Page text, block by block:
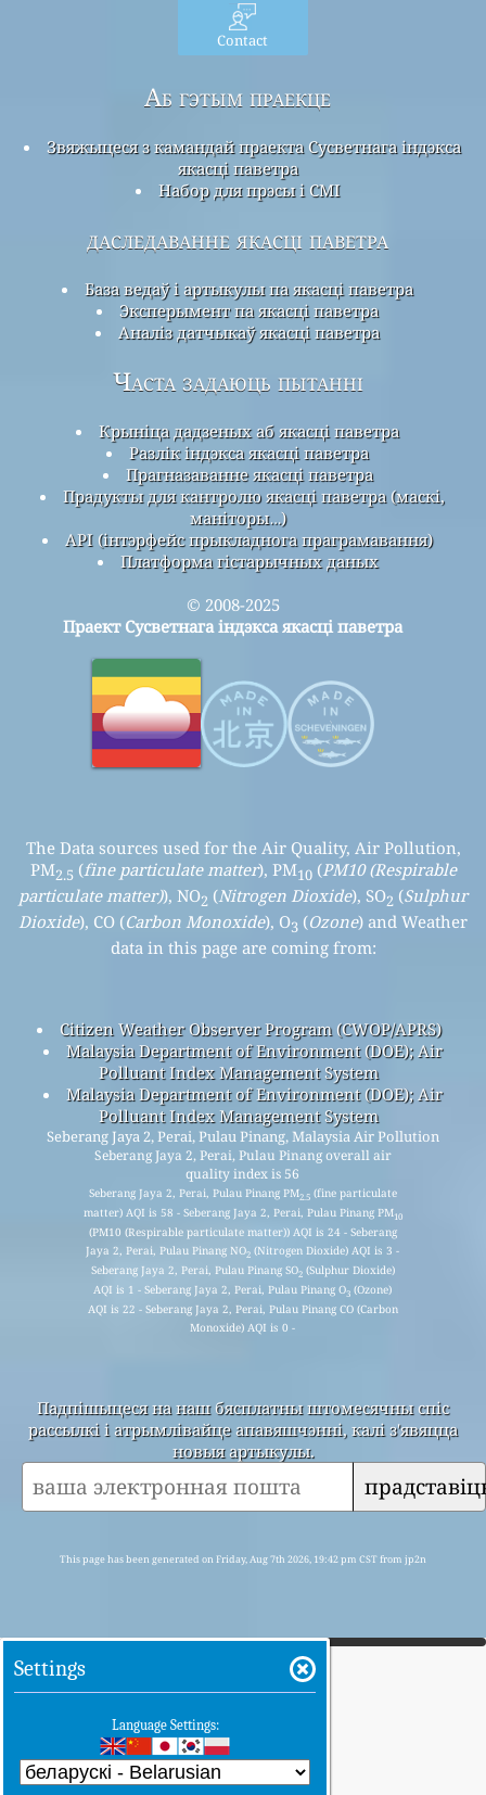
Contact
Аб гэтым праекце
Звяжыцеся з камандай праекта Сусветнага індэкса
якасці паветра
Набор для прэсы і СМІ
даследаванне якасці паветра
База ведаў і артыкулы па якасці паветра
Эксперымент па якасці паветра
Аналіз датчыкаў якасці паветра
Часта задаюць пытанні
Крыніца дадзеных аб якасці паветра
Разлік індэкса якасці паветра
Прагназаванне якасці паветра
Прадукты для кантролю якасці паветра (маскі,
маніторы…)
API (інтэрфейс прыкладнога праграмавання)
Платформа гістарычных даных
© 2008-2025
Праект Сусветнага індэкса якасці паветра
The Data sources used for the Air Quality, Air Pollution,
PM2.5 (fine particulate matter), PM10(PM10 (Respirable
particulate matter)), NO2 (Nitrogen Dioxide), SO2 (Sulphur
Dioxide), CO (Carbon Monoxide), O3 (Ozone) and Weather
data in this page are coming from:
Citizen Weather Observer Program (CWOP/APRS)
Malaysia Department of Environment (DOE); Air
Polluant Index Management System
Malaysia Department of Environment (DOE); Air
Polluant Index Management System
Seberang Jaya 2, Perai, Pulau Pinang, Malaysia Air Pollution
Seberang Jaya 2, Perai, Pulau Pinang overall air
quality index is 56
Seberang Jaya 2, Perai, Pulau Pinang PM2.5(fine particulate
matter) AQI is 58 - Seberang Jaya 2, Perai, Pulau Pinang PM10
(PM10 (Respirable particulate matter)) AQI is 24 - Seberang
Jaya 2, Perai, Pulau Pinang NO2 (Nitrogen Dioxide) AQI is 3 -
Seberang Jaya 2, Perai, Pulau Pinang SO2(Sulphur Dioxide)
AQI is 1 - Seberang Jaya 2, Perai, Pulau Pinang O3 (Ozone)
AQI is 22 - Seberang Jaya 2, Perai, Pulau Pinang CO (Carbon
Monoxide) AQI is 0 -
Падпішыцеся на наш бясплатны штомесячны спіс
рассылкі і атрымлівайце апавяшчэнні, калі з'явяцца
новыя артыкулы.
This page has been generated on Friday, Aug 7th 2026, 19:42 pm CST from jp2n
Settings
Language Settings: